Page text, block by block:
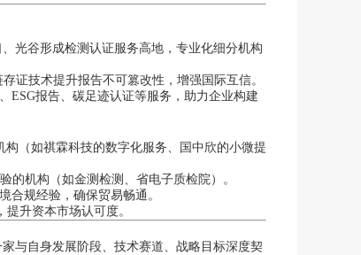
光谷形成检测认证服务高地，专业化细分机构
证技术提升报告不可篡改性，增强国际互信。
ESG报告、碳足迹认证等服务，助力企业构建
构（如祺霖科技的数字化服务、国中欣的小微提
的机构（如金测检测、省电子质检院）。
合规经验，确保贸易畅通。
升资本市场认可度。
与自身发展阶段、技术赛道、战略目标深度契